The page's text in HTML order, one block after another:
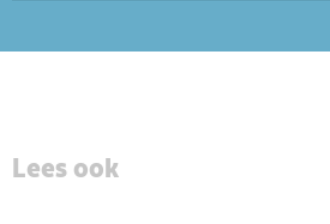
Lees ook